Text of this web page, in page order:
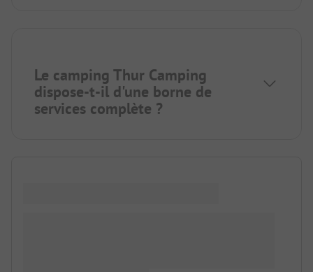
Le camping Thur Camping
dispose-t-il d'une borne de
services complète ?